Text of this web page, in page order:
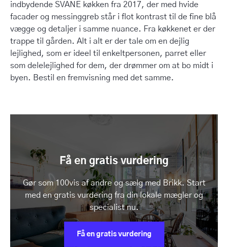
indbydende SVANE køkken fra 2017, der med hvide
facader og messinggreb står i flot kontrast til de fine blå
vægge og detaljer i samme nuance. Fra køkkenet er der
trappe til gården. Alt i alt er der tale om en dejlig
lejlighed, som er ideel til enkeltpersonen, parret eller
som delelejlighed for dem, der drømmer om at bo midt i
byen. Bestil en fremvisning med det samme.
Få en gratis vurdering
Gør som 100vis af andre og sælg med Brikk. Start
med en gratis vurdering fra din lokale mægler og
specialist nu.
Få en gratis vurdering